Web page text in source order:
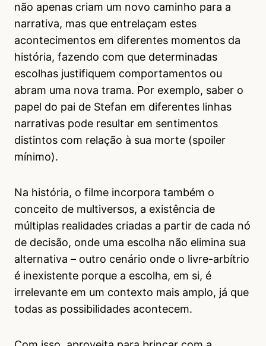
não apenas criam um novo caminho para a
narrativa, mas que entrelaçam estes
acontecimentos em diferentes momentos da
história, fazendo com que determinadas
escolhas justifiquem comportamentos ou
abram uma nova trama. Por exemplo, saber o
papel do pai de Stefan em diferentes linhas
narrativas pode resultar em sentimentos
distintos com relação à sua morte (spoiler
mínimo).
Na história, o filme incorpora também o
conceito de multiversos, a existência de
múltiplas realidades criadas a partir de cada nó
de decisão, onde uma escolha não elimina sua
alternativa – outro cenário onde o livre-arbítrio
é inexistente porque a escolha, em si, é
irrelevante em um contexto mais amplo, já que
todas as possibilidades acontecem.